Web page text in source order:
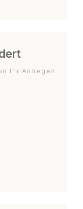
Ihr Anliegen